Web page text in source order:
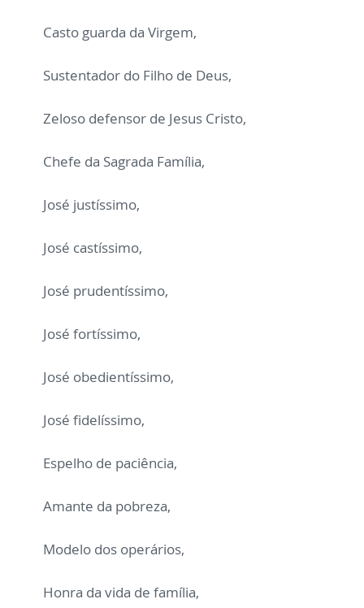
Casto guarda da Virgem,
Sustentador do Filho de Deus,
Zeloso defensor de Jesus Cristo,
Chefe da Sagrada Família,
José justíssimo,
José castíssimo,
José prudentíssimo,
José fortíssimo,
José obedientíssimo,
José fidelíssimo,
Espelho de paciência,
Amante da pobreza,
Modelo dos operários,
Honra da vida de família,